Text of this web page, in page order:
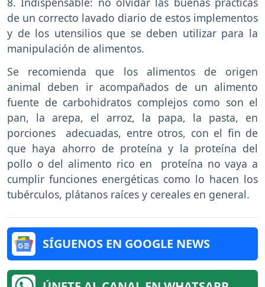
de un correcto lavado diario de estos implementos
y de los utensilios que se deben utilizar para la
manipulación de alimentos.
Se recomienda que los alimentos de origen
animal deben ir acompañados de un alimento
fuente de carbohidratos complejos como son el
pan, la arepa, el arroz, la papa, la pasta, en
porciones adecuadas, entre otros, con el fin de
que haya ahorro de proteína y la proteína del
pollo o del alimento rico en proteína no vaya a
cumplir funciones energéticas como lo hacen los
tubérculos, plátanos raíces y cereales en general.
SÍGUENOS EN GOOGLE NEWS